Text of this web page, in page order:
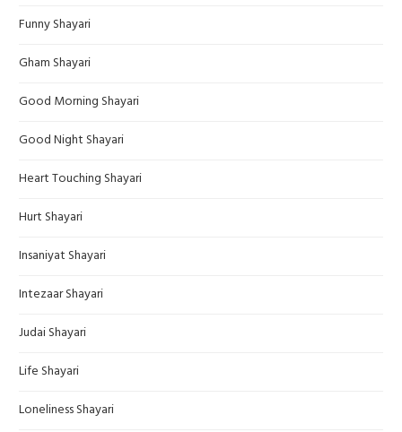
Funny Shayari
Gham Shayari
Good Morning Shayari
Good Night Shayari
Heart Touching Shayari
Hurt Shayari
Insaniyat Shayari
Intezaar Shayari
Judai Shayari
Life Shayari
Loneliness Shayari